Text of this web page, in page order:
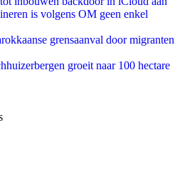
is volgens OM geen enkel
grensaanval door migranten
groeit naar 100 hectare